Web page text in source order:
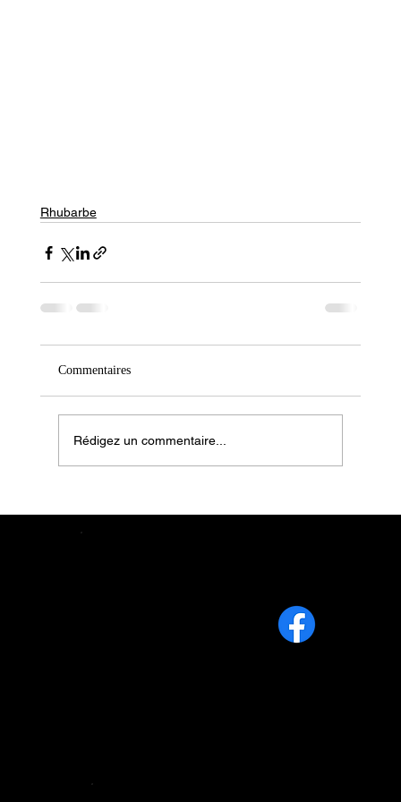
Rhubarbe
Commentaires
Rédigez un commentaire...
1113, 2e rang Sud, Weedon (Qc)